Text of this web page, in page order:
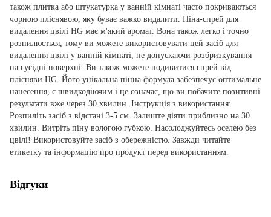
також плитка або штукатурка у ванній кімнаті часто покриваються
чорною пліснявою, яку буває важко видалити. Піна-спрей для
видалення цвілі HG має м'який аромат. Вона також легко і точно
розпилюється, тому ви можете використовувати цей засіб для
видалення цвілі у ванній кімнаті, не допускаючи розбризкування
на сусідні поверхні. Ви також можете подивитися спрей від
плісняви HG. Його унікальна пінна формула забезпечує оптимальне
нанесення, є швидкодіючим і це означає, що ви побачите позитивні
результати вже через 30 хвилин. Інструкція з використання:
Розпиліть засіб з відстані 3-5 см. Залиште діяти приблизно на 30
хвилин. Витріть піну вологою губкою. Насолоджуйтесь оселею без
цвілі! Використовуйте засіб з обережністю. Завжди читайте
етикетку та інформацію про продукт перед використанням.
Відгуки